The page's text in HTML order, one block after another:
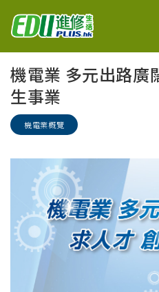
機電業 多元出路
生事業
機電業概覽